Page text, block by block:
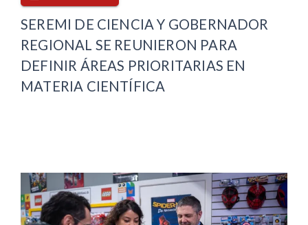
SEREMI DE CIENCIA Y GOBERNADOR
REGIONAL SE REUNIERON PARA
DEFINIR ÁREAS PRIORITARIAS EN
MATERIA CIENTÍFICA